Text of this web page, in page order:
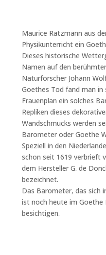
Maurice Ratzmann aus
Physikunterricht ein
Dieses historische
Namen auf den
Naturforscher Johann
Goethes Tod fand man in
Frauenplan ein solches
Repliken dieses
Wandschmucks werden
Barometer oder Goethe
Speziell in den
schon seit 1619 verbrieft
dem Hersteller G. de
bezeichnet.
Das Barometer, das sich
ist noch heute im Goethe
besichtigen.